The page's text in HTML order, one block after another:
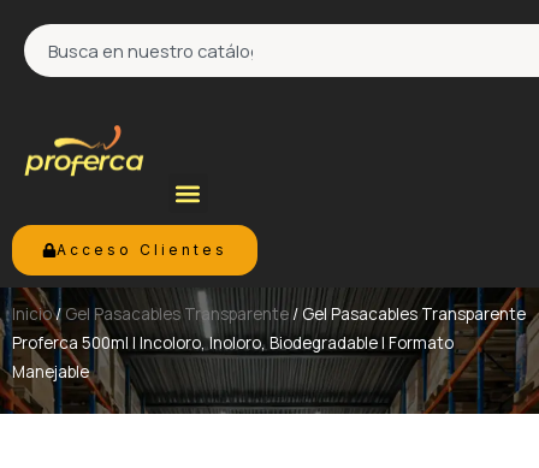
contenido
Search
Acceso Clientes
Inicio/ Gel Pasacables Transparente/ Gel Pasacables Transparente
Proferca 500ml | Incoloro, Inoloro, Biodegradable | Formato
Manejable